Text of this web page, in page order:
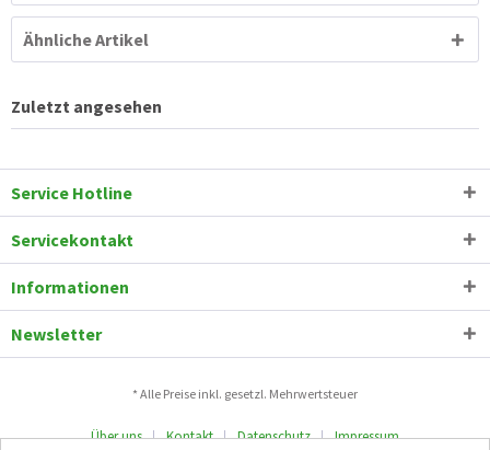
Ähnliche Artikel
Zuletzt angesehen
Service Hotline
Servicekontakt
Informationen
Newsletter
* Alle Preise inkl. gesetzl. Mehrwertsteuer
Über uns Kontakt Datenschutz Impressum